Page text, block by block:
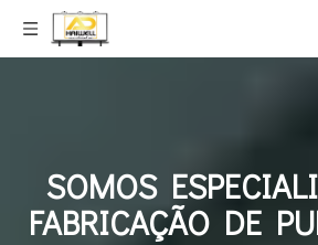
SOMOS
FABRICAÇÃO DE